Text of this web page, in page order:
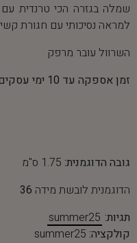
שמלה בגזרה הכי טרנדית עם
למראה נסיכותי עם חגורת
השרוול עובר מרפק
זמן אספקה עד 10 ימי עסקים
גובה הדוגמנית: 1.75 ס"מ
הדוגמנית לובשת מידה 36
תגיות: summer25
קולקציה: summer25